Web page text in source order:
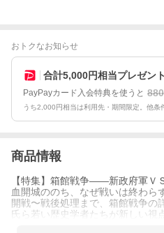
おトクなお知らせ
合計5,000円相当プレゼン
PayPayカード入会特典を使うと 880
うち2,000円相当は利用先・期間限定。他条
商品情報
【特集】箱館戦争――新政府軍Ｖ
血開城ののち、なぜ戦いは終わら
開戦〜戦後処理まで、箱館戦争の
氏ら若い歴史学者たちが新しい視